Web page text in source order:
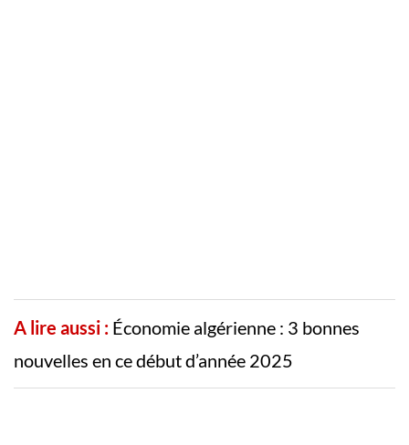
A lire aussi : Économie algérienne : 3 bonnes
nouvelles en ce début d’année 2025